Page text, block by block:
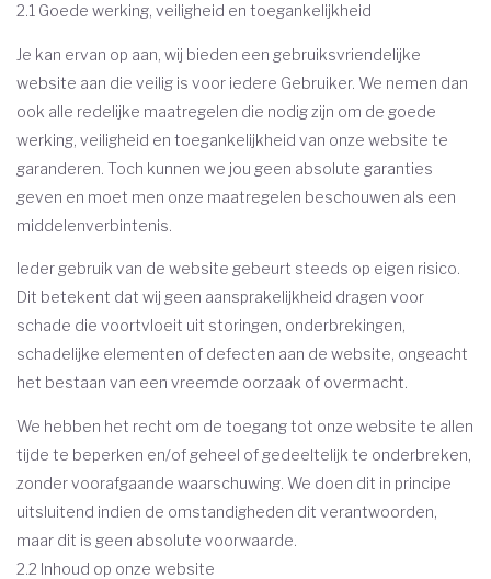
2.1 Goede werking, veiligheid en toegankelijkheid
Je kan ervan op aan, wij bieden een gebruiksvriendelijke
website aan die veilig is voor iedere Gebruiker. We nemen dan
ook alle redelijke maatregelen die nodig zijn om de goede
werking, veiligheid en toegankelijkheid van onze website te
garanderen. Toch kunnen we jou geen absolute garanties
geven en moet men onze maatregelen beschouwen als een
middelenverbintenis.
Ieder gebruik van de website gebeurt steeds op eigen risico.
Dit betekent dat wij geen aansprakelijkheid dragen voor
schade die voortvloeit uit storingen, onderbrekingen,
schadelijke elementen of defecten aan de website, ongeacht
het bestaan van een vreemde oorzaak of overmacht.
We hebben het recht om de toegang tot onze website te allen
tijde te beperken en/of geheel of gedeeltelijk te onderbreken,
zonder voorafgaande waarschuwing. We doen dit in principe
uitsluitend indien de omstandigheden dit verantwoorden,
maar dit is geen absolute voorwaarde.
2.2 Inhoud op onze website